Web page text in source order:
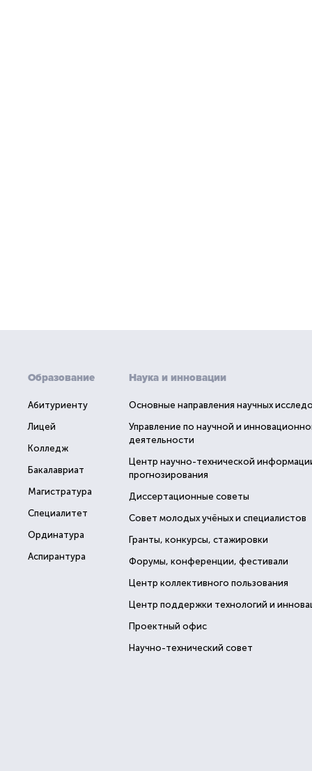
Образование
Абитуриенту
Лицей
Колледж
Бакалавриат
Магистратура
Специалитет
Ординатура
Аспирантура
Наука и инновации
Основные направления научных
Управление по научной и
деятельности
Центр научно-технической
прогнозирования
Диссертационные советы
Совет молодых учёных и специалистов
Гранты, конкурсы, стажировки
Форумы, конференции, фестивали
Центр коллективного пользования
Центр поддержки технологий и
Проектный офис
Научно-технический совет